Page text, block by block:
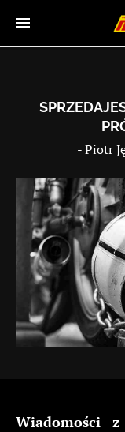
-Piotr
Wiadomości